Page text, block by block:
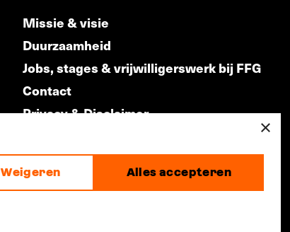
Missie & visie
Duurzaamheid
Jobs, stages & vrijwilligerswerk bij FFG
Contact
Privacy & Disclaimer
made by
×
Alles accepteren
Weigeren